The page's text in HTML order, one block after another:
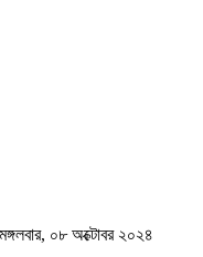
০৮ অক্টোবর ২০২৪